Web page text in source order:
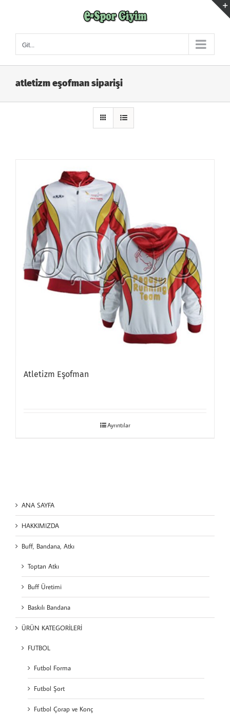
Git...
atletizm eşofman siparişi
Atletizm Eşofman
Ayrıntılar
ANA SAYFA
HAKKIMIZDA
Buff, Bandana, Atkı
Toptan Atkı
Buff Üretimi
Baskılı Bandana
ÜRÜN KATEGORİLERİ
FUTBOL
Futbol Forma
Futbol Şort
Futbol Çorap ve Konç